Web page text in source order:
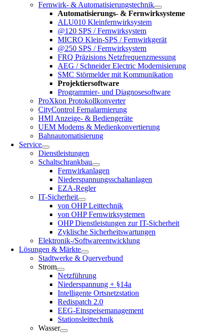
Fernwirk- & Automatisierungstechnik
Automatisierungs- & Fernwirksysteme
ALU010 Kleinfernwirksystem
@120 SPS / Fernwirksystem
MICRO Klein-SPS / Fernwirkgerät
@250 SPS / Fernwirksystem
FRQ Präzisions Netzfrequenzmessung
AEG / Schneider Electric Modernisierung
SMC Störmelder mit Kommunikation
Projektiersoftware
Programmier- und Diagnosesoftware
ProXkon Protokollkonverter
CityControl Fernalarmierung
HMI Anzeige- & Bediengeräte
UEM Modems & Medienkonvertierung
Bahnautomatisierung
Service
Dienstleistungen
Schaltschrankbau
Fernwirkanlagen
Niederspannungsschaltanlagen
EZA-Regler
IT-Sicherheit
von OHP Leittechnik
von OHP Fernwirksystemen
OHP Dienstleistungen zur IT-Sicherheit
Zyklische Sicherheitswartungen
Elektronik-/Softwareentwicklung
Lösungen & Märkte
Stadtwerke & Querverbund
Strom
Netzführung
Niederspannung + §14a
Intelligente Ortsnetzstation
Redispatch 2.0
EEG-Einspeisemanagement
Stationsleittechnik
Wasser